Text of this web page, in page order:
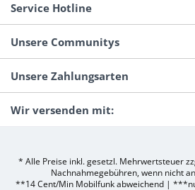
Service Hotline
Unsere Communitys
Unsere Zahlungsarten
Wir versenden mit:
* Alle Preise inkl. gesetzl. Mehrwertsteuer
Nachnahmegebühren, wenn nicht
**14 Cent/Min Mobilfunk abweichend |